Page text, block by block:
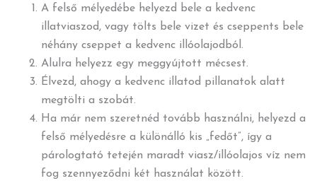
A felső mélyedébe helyezd bele a kedvenc
illatviaszod, vagy tölts bele vizet és cseppents bele
néhány cseppet a kedvenc illóolajodból.
Alulra helyezz egy meggyújtott mécsest.
Élvezd, ahogy a kedvenc illatod pillanatok alatt
megtölti a szobát.
Ha már nem szeretnéd tovább használni, helyezd a
felső mélyedésre a különálló kis „fedőt”, így a
párologtató tetején maradt viasz/illóolajos víz nem
fog szennyeződni két használat között.